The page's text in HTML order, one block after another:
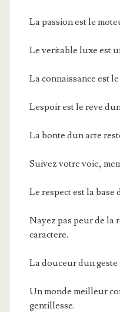
La passion est le
Le veritable luxe est
La connaissance est
Lespoir est le reve
La bonte dun acte
Suivez votre voie,
Le respect est la base
Nayez pas peur de
caractere.
La douceur dun
Un monde meilleur
gentillesse.